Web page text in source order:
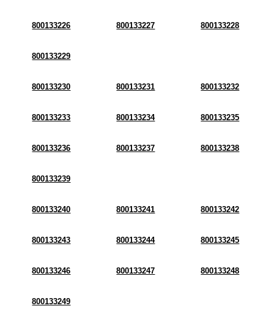
800133226 800133227 800133228
800133229
800133230 800133231 800133232
800133233 800133234 800133235
800133236 800133237 800133238
800133239
800133240 800133241 800133242
800133243 800133244 800133245
800133246 800133247 800133248
800133249